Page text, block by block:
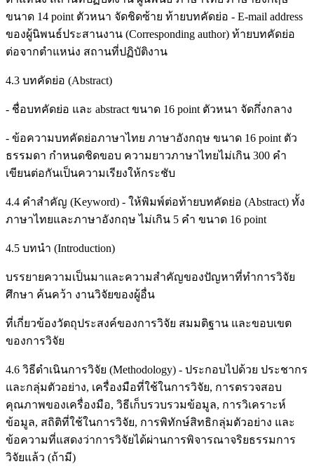
ขนาด 14 point ตัวหนา จัดชิดซ้าย ท้ายบทคัดย่อ - E-mail address
ของผู้นิพนธ์ประสานงาน (Corresponding author) ท้ายบทคัดย่อ
ต่อจากตำแหน่ง สถานที่ปฏิบัติงาน
4.3 บทคัดย่อ (Abstract)
- ชื่อบทคัดย่อ และ abstract ขนาด 16 point ตัวหนา จัดกึ่งกลาง
- ข้อความบทคัดย่อภาษาไทย ภาษาอังกฤษ ขนาด 16 point ตัว
ธรรมดา กำหนดชิดขอบ ความยาวภาษาไทยไม่เกิน 300 คำ
เขียนต่อกันเป็นความเรียงให้กระชับ
4.4 คำสำคัญ (Keyword) - ให้พิมพ์ต่อท้ายบทคัดย่อ (Abstract) ทั้ง
ภาษาไทยและภาษาอังกฤษ ไม่เกิน 5 คำ ขนาด 16 point
4.5 บทนำ (Introduction)
บรรยายความเป็นมาและความสำคัญของปัญหาที่ทำการวิจัย
ศึกษา ค้นคว้า งานวิจัยของผู้อื่น
ที่เกี่ยวข้องวัตถุประสงค์ของการวิจัย สมมติฐาน และขอบเขต
ของการวิจัย
4.6 วิธีดำเนินการวิจัย (Methodology) - ประกอบไปด้วย ประชากร
และกลุ่มตัวอย่าง, เครื่องมือที่ใช้ในการวิจัย, การตรวจสอบ
คุณภาพของเครื่องมือ, วิธีเก็บรวบรวมข้อมูล, การวิเคราะห์
ข้อมูล, สถิติที่ใช้ในการวิจัย, การพิทักษ์สิทธิกลุ่มตัวอย่าง และ
ข้อความที่แสดงว่าการวิจัยได้ผ่านการพิจารณาจริยธรรมการ
วิจัยแล้ว (ถ้ามี)